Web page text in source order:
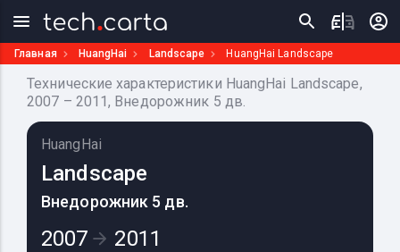
Главная HuangHai Landscape HuangHai Landscape
Технические характеристики HuangHai Landscape,
2007 – 2011, Внедорожник 5 дв.
HuangHai
Landscape
Внедорожник 5 дв.
2007 2011